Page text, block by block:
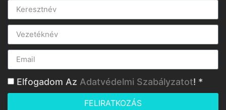
Elfogadom Az Adatvédelmi Szabályzatot! *
FELIRATKOZÁS